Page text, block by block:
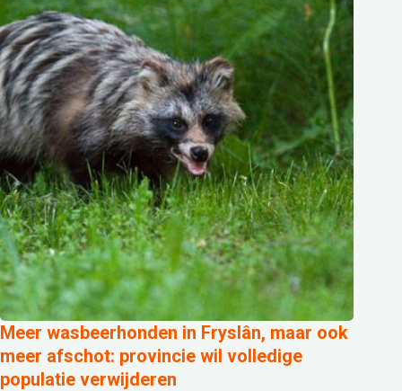
Meer wasbeerhonden in Fryslân, maar ook
meer afschot: provincie wil volledige
populatie verwijderen